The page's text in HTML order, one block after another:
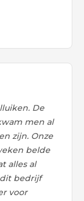
De
men al
zijn. Onze
belde
alles al
bedrijf
voor